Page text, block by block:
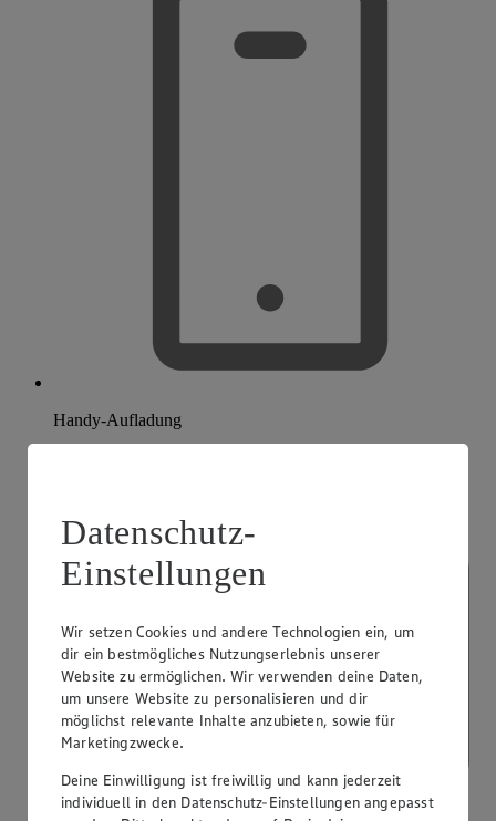
Handy-Aufladung
Datenschutz-
Einstellungen
Wir setzen Cookies und andere Technologien ein, um
dir ein bestmögliches Nutzungserlebnis unserer
Website zu ermöglichen. Wir verwenden deine Daten,
um unsere Website zu personalisieren und dir
möglichst relevante Inhalte anzubieten, sowie für
Marketingzwecke.
Deine Einwilligung ist freiwillig und kann jederzeit
individuell in den Datenschutz-Einstellungen angepasst